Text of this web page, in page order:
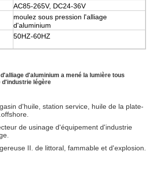
AC85-265V, DC24-36V
moulez sous pression l'alliage
d'aluminium
50HZ-60HZ
d'aluminium a mené la lumière tous
légère
d'huile, station service, huile de la plate-
de usinage d'équipement d'industrie
II. de littoral, fammable et d'explosion.